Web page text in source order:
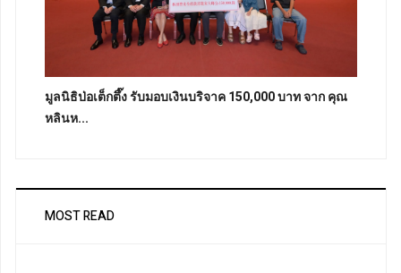
มูลนิธิป่อเต็กตึ๊ง รับมอบเงินบริจาค 150,000 บาท จาก คุณ
หลินห...
MOST READ